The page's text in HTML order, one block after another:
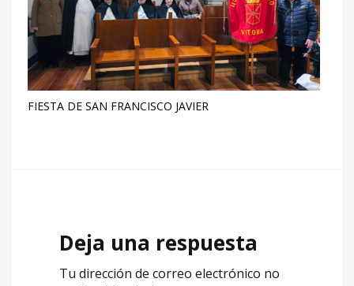
FIESTA DE SAN FRANCISCO JAVIER
Deja una respuesta
Tu dirección de correo electrónico no